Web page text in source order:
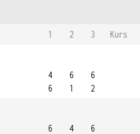
1 2 3
Kurs
4
6
6
1
6
2
6
4
6